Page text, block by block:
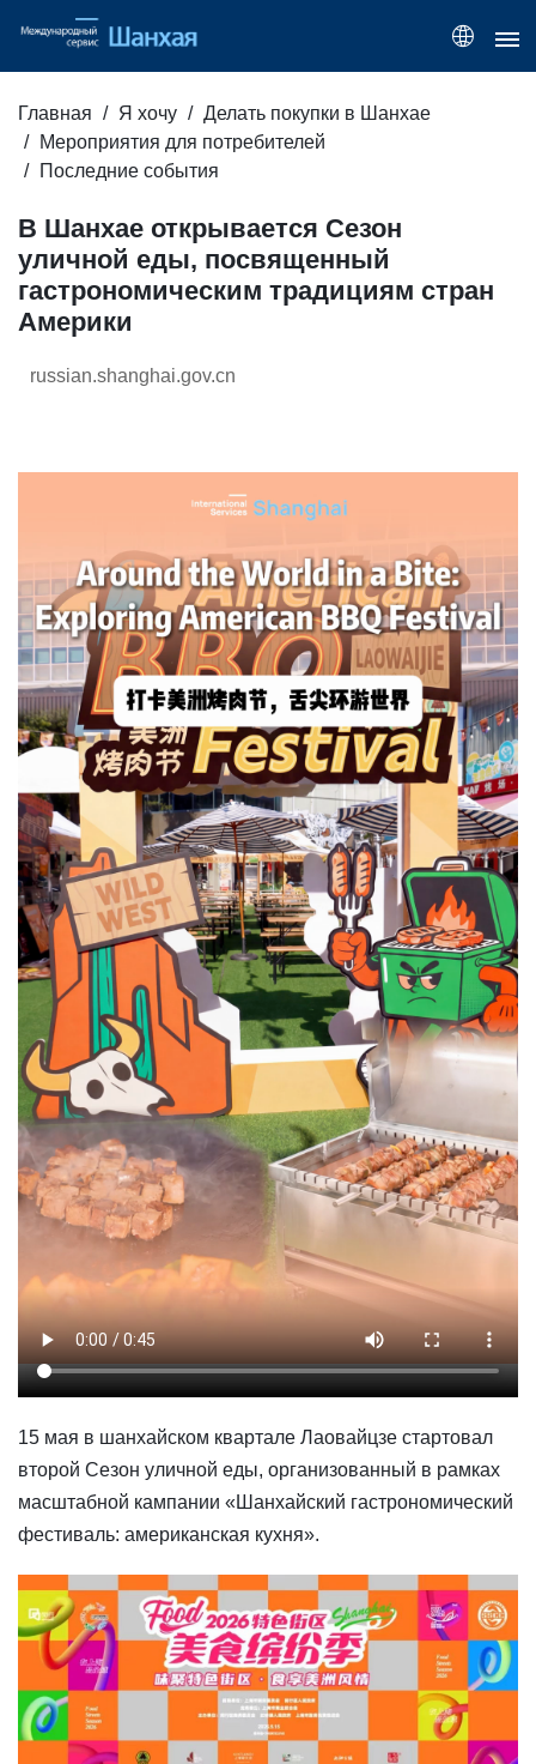
Главная Я хочу
Делать покупки в Шанхае
Мероприятия для потребителей
Последние события
В Шанхае открывается Сезон
уличной еды, посвященный
гастрономическим традициям стран
Америки
russian.shanghai.gov.cn
15 мая в шанхайском квартале Лаовайцзе стартовал
второй Сезон уличной еды, организованный в рамках
масштабной кампании «Шанхайский гастрономический
фестиваль: американская кухня».